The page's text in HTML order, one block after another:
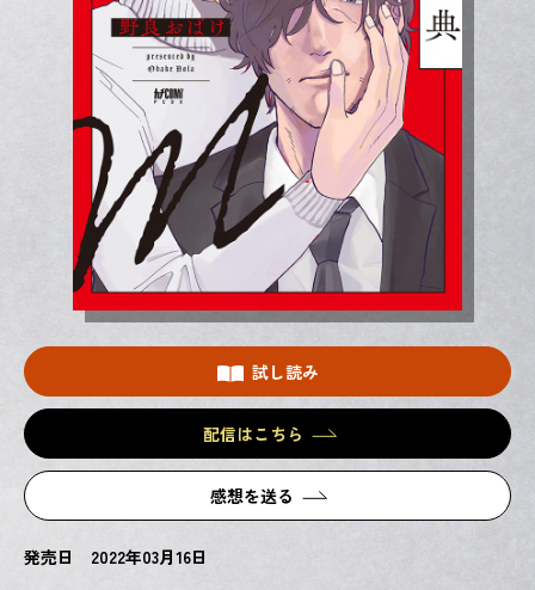
発売日 2022年03月16日
試し読み
配信はこちら
感想を送る